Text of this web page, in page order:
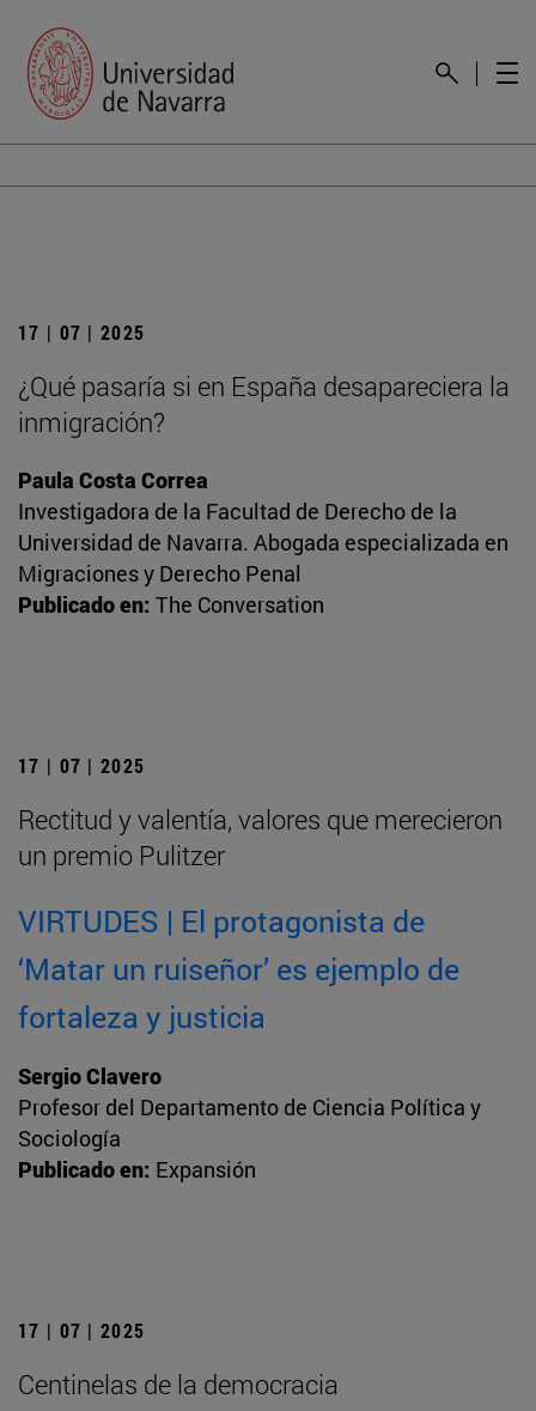
17 | 07 | 2025
¿Qué pasaría si en España desapareciera la
inmigración?
Paula Costa Correa
Investigadora de la Facultad de Derecho de la
Universidad de Navarra. Abogada especializada en
Migraciones y Derecho Penal
Publicado en: The Conversation
17 | 07 | 2025
Rectitud y valentía, valores que merecieron
un premio Pulitzer
VIRTUDES | El protagonista de
‘Matar un ruiseñor’ es ejemplo de
fortaleza y justicia
Sergio Clavero
Profesor del Departamento de Ciencia Política y
Sociología
Publicado en: Expansión
17 | 07 | 2025
Centinelas de la democracia